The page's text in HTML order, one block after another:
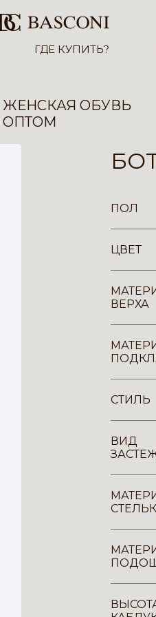
ГДЕ КУПИТЬ?
ЖЕНСКАЯ ОБУВЬ
ОПТОМ
ПОЛ
ЦВЕТ
ВЕРХА
СТИЛЬ
ВИД